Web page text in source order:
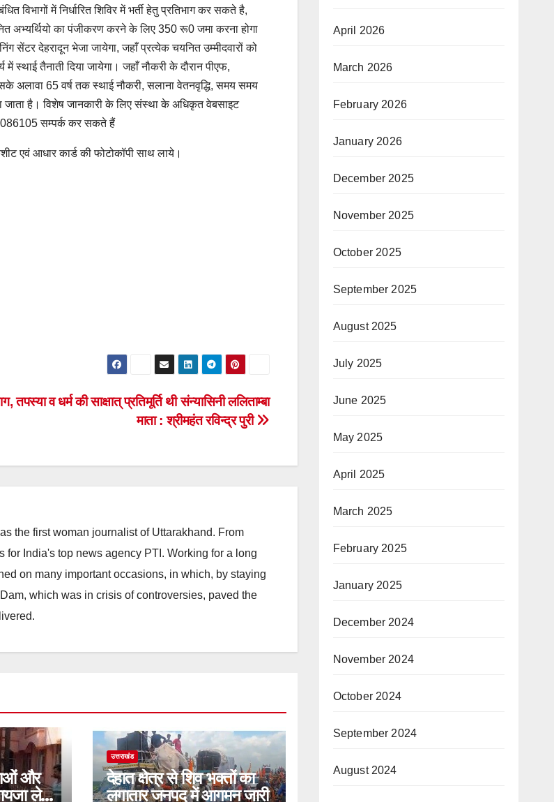
विभागों में निर्धारित शिविर में भर्ती हेतु प्रतिभाग कर सकते है,
अभ्यर्थियो का पंजीकरण करने के लिए 350 रू0 जमा करना होगा
सेंटर देहरादून भेजा जायेगा, जहाँ प्रत्येक चयनित उम्मीदवारों को
में स्थाई तैनाती दिया जायेगा। जहाँ नौकरी के दौरान पीएफ,
अलावा 65 वर्ष तक स्थाई नौकरी, सलाना वेतनवृद्धि, समय समय
जाता है। विशेष जानकारी के लिए संस्था के अधिकृत वेबसाइट
सम्पर्क कर सकते हैं
एवं आधार कार्ड की फोटोकॉपी साथ लाये।
तपस्या व धर्म की साक्षात् प्रतिमूर्ति थी संन्यासिनी ललिताम्बा
माता : श्रीमहंत रविन्द्र पुरी
the first woman journalist of Uttarakhand. From
India's top news agency PTI. Working for a long
on many important occasions, in which, by staying
which was in crisis of controversies, paved the
और
लेने
उत्तराखंड
देहात क्षेत्र से शिव भक्तों का
लगातार जनपद में आगमन जारी
April 2026
March 2026
February 2026
January 2026
December 2025
November 2025
October 2025
September 2025
August 2025
July 2025
June 2025
May 2025
April 2025
March 2025
February 2025
January 2025
December 2024
November 2024
October 2024
September 2024
August 2024